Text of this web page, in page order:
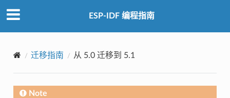
ESP-IDF 编程指南
迁移指南 从 5.0 迁移到 5.1
Note